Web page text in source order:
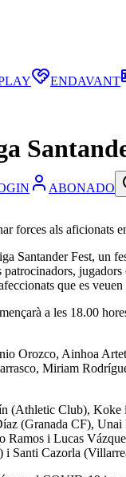
ABONADO
ENDAVANT
forces als aficionats
Santander Fest,
que es
a les 18.00
Orozco, Ainhoa
Miriam
(Athletic Club),
(Granada CF),
i Lucas
i Santi Cazorla